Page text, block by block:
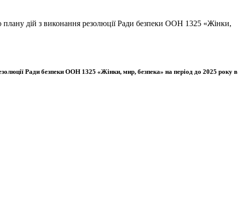
дій з виконання резолюції Ради безпеки ООН 1325 «Жінки,
Ради безпеки ООН 1325 «Жінки, мир, безпека» на період до 2025 року в